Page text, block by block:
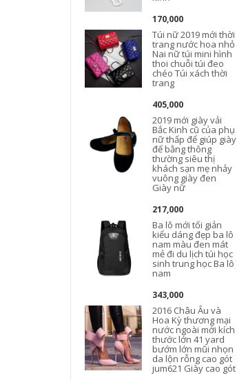
170,000
Túi nữ 2019 mới thời
trang nước hoa nhỏ
Nai nữ túi mini hình
thoi chuỗi túi đeo
chéo Túi xách thời
trang
405,000
2019 mới giày vải
Bắc Kinh cũ của phụ
nữ thấp để giúp giày
đế bằng thông
thường siêu thị
khách sạn mẹ nhảy
vuông giày đen
Giày nữ
217,000
Ba lô mới tối giản
kiểu dáng đẹp ba lô
nam màu đen mát
mẻ đi du lịch túi học
sinh trung học Ba lô
nam
343,000
2016 Châu Âu và
Hoa Kỳ thương mại
nước ngoài mới kích
thước lớn 41 yard
bướm lớn mũi nhọn
da lộn rỗng cao gót
jum621 Giày cao gót